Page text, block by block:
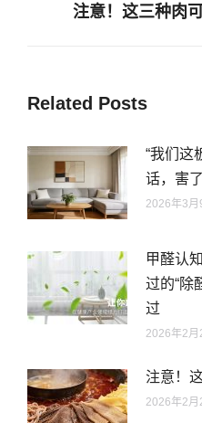
注意！这三种肉
Related Posts
“我们
话，害
2026年3月
甲醛认
过的“除
过
2026年2月
注意！
2026年2月